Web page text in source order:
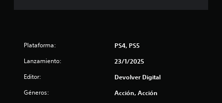
Plataforma: PS4, PS5
Lanzamiento: 23/1/2025
Editor: Devolver Digital
Géneros: Acción, Acción